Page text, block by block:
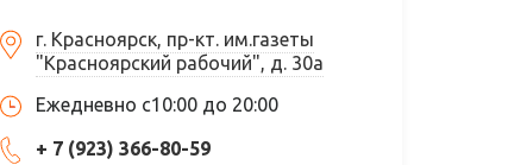
г. Красноярск, пр-кт. им.газеты
"Красноярский рабочий", д. 30а
Ежедневно с10:00 до 20:00
+ 7 (923) 366-80-59